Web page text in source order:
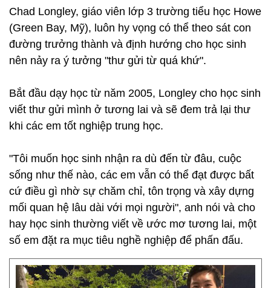
Chad Longley, giáo viên lớp 3 trường tiểu học Howe
(Green Bay, Mỹ), luôn hy vọng có thể theo sát con
đường trưởng thành và định hướng cho học sinh
nên nảy ra ý tưởng "thư gửi từ quá khứ".
Bắt đầu dạy học từ năm 2005, Longley cho học sinh
viết thư gửi mình ở tương lai và sẽ đem trả lại thư
khi các em tốt nghiệp trung học.
"Tôi muốn học sinh nhận ra dù đến từ đâu, cuộc
sống như thế nào, các em vẫn có thể đạt được bất
cứ điều gì nhờ sự chăm chỉ, tôn trọng và xây dựng
mối quan hệ lâu dài với mọi người", anh nói và cho
hay học sinh thường viết về ước mơ tương lai, một
số em đặt ra mục tiêu nghề nghiệp để phấn đấu.